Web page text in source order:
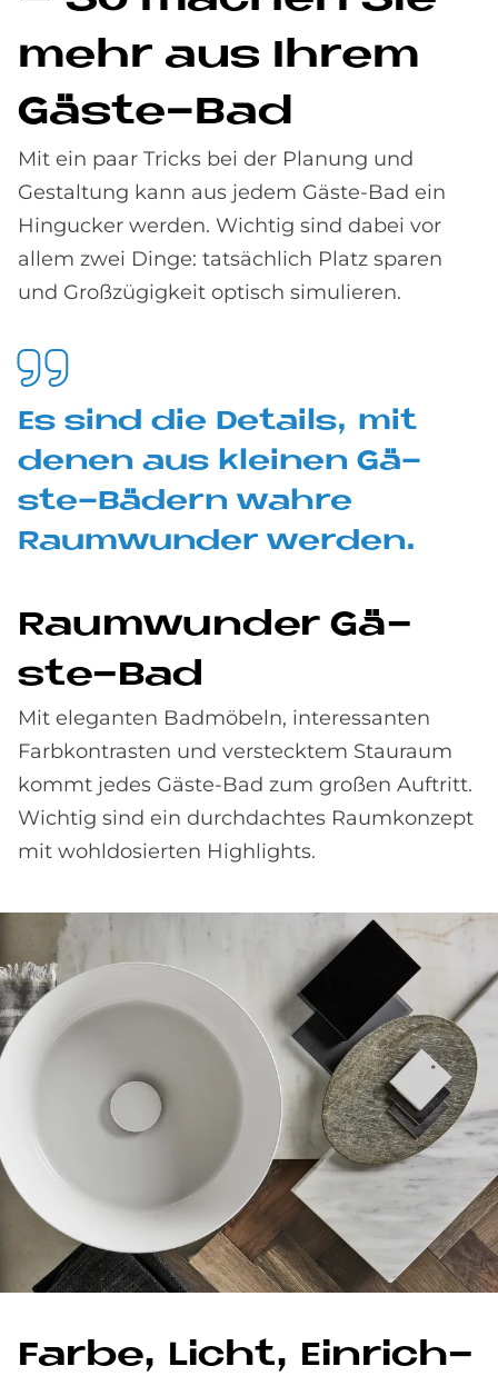
mehr aus Ih­rem
Gä­ste-Bad
Mit ein paar Tricks bei der Planung und
Gestaltung kann aus jedem Gäste-Bad ein
Hingucker werden. Wichtig sind dabei vor
allem zwei Dinge: tatsächlich Platz sparen
und Großzügigkeit optisch simulieren.
Es sind die De­tails, mit
de­nen aus klei­nen Gä­
ste-Bä­dern wah­re
Raum­wun­der wer­den.
Raum­wun­der Gä­
ste-Bad
Mit eleganten Badmöbeln, interessanten
Farbkontrasten und verstecktem Stauraum
kommt jedes Gäste-Bad zum großen Auftritt.
Wichtig sind ein durchdachtes Raumkonzept
mit wohldosierten Highlights.
Far­be, Li­cht, Ein­rich­